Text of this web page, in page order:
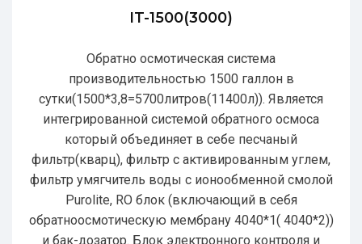
IT-1500(3000)
Обратно осмотическая система
производительностью 1500 галлон в
сутки(1500*3,8=5700литров(11400л)). Является
интегрированной системой обратного осмоса
который объединяет в себе песчаный
фильтр(кварц), фильтр с активированным углем,
фильтр умягчитель воды с ионообменной смолой
Purolite, RO блок (включающий в себя
обратноосмотическую мембрану 4040*1( 4040*2))
и бак-дозатор. Блок электронного контроля и